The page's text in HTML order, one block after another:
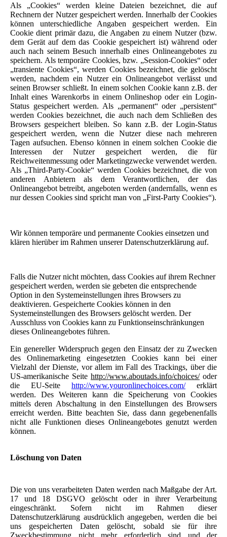
Als „Cookies“ werden kleine Dateien bezeichnet, die auf
Rechnern der Nutzer gespeichert werden. Innerhalb der Cookies
können unterschiedliche Angaben gespeichert werden. Ein
Cookie dient primär dazu, die Angaben zu einem Nutzer (bzw.
dem Gerät auf dem das Cookie gespeichert ist) während oder
auch nach seinem Besuch innerhalb eines Onlineangebotes zu
speichern. Als temporäre Cookies, bzw. „Session-Cookies“ oder
„transiente Cookies“, werden Cookies bezeichnet, die gelöscht
werden, nachdem ein Nutzer ein Onlineangebot verlässt und
seinen Browser schließt. In einem solchen Cookie kann z.B. der
Inhalt eines Warenkorbs in einem Onlineshop oder ein Login-
Status gespeichert werden. Als „permanent“ oder „persistent“
werden Cookies bezeichnet, die auch nach dem Schließen des
Browsers gespeichert bleiben. So kann z.B. der Login-Status
gespeichert werden, wenn die Nutzer diese nach mehreren
Tagen aufsuchen. Ebenso können in einem solchen Cookie die
Interessen der Nutzer gespeichert werden, die für
Reichweitenmessung oder Marketingzwecke verwendet werden.
Als „Third-Party-Cookie“ werden Cookies bezeichnet, die von
anderen Anbietern als dem Verantwortlichen, der das
Onlineangebot betreibt, angeboten werden (andernfalls, wenn es
nur dessen Cookies sind spricht man von „First-Party Cookies“).
Wir können temporäre und permanente Cookies einsetzen und
klären hierüber im Rahmen unserer Datenschutzerklärung auf.
Falls die Nutzer nicht möchten, dass Cookies auf ihrem Rechner
gespeichert werden, werden sie gebeten die entsprechende
Option in den Systemeinstellungen ihres Browsers zu
deaktivieren. Gespeicherte Cookies können in den
Systemeinstellungen des Browsers gelöscht werden. Der
Ausschluss von Cookies kann zu Funktionseinschränkungen
dieses Onlineangebotes führen.
Ein genereller Widerspruch gegen den Einsatz der zu Zwecken
des Onlinemarketing eingesetzten Cookies kann bei einer
Vielzahl der Dienste, vor allem im Fall des Trackings, über die
US-amerikanische Seite http://www.aboutads.info/choices/oder
die EU-Seite
http://www.youronlinechoices.com/erklärt
werden. Des Weiteren kann die Speicherung von Cookies
mittels deren Abschaltung in den Einstellungen des Browsers
erreicht werden. Bitte beachten Sie, dass dann gegebenenfalls
nicht alle Funktionen dieses Onlineangebotes genutzt werden
können.
Löschung von Daten
Die von uns verarbeiteten Daten werden nach Maßgabe der Art.
17 und 18 DSGVO gelöscht oder in ihrer Verarbeitung
eingeschränkt. Sofern nicht im Rahmen dieser
Datenschutzerklärung ausdrücklich angegeben, werden die bei
uns gespeicherten Daten gelöscht, sobald sie für ihre
Zweckbestimmung nicht mehr erforderlich sind und der